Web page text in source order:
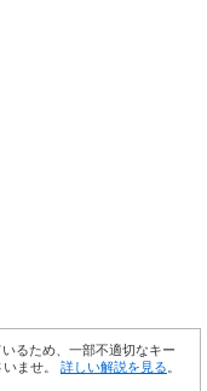
るため、一部不適切なキー
ませ。 詳しい解説を見る